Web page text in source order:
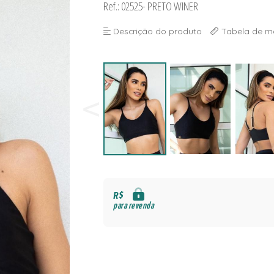
Ref.: 02525- PRETO WINER
Descrição do produto Tabela de
R$
para revenda